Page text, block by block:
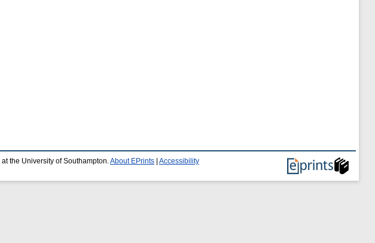
at the University of Southampton. About EPrints Accessibility